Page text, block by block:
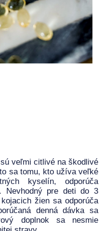
veľmi citlivé na škodlivé
sa tomu, kto užíva veľké
kyselín, odporúča
Nevhodný pre deti do 3
žien sa odporúča
denná dávka sa
doplnok sa nesmie